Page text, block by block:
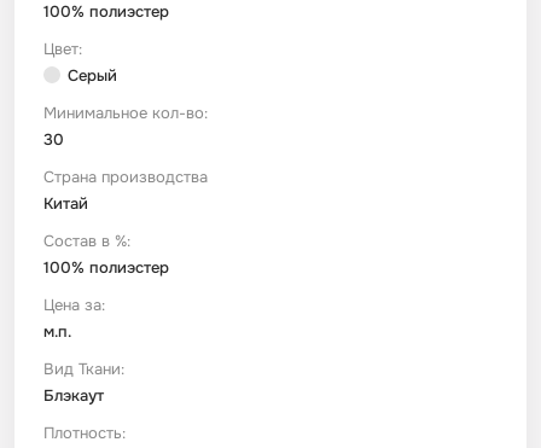
100% полиэстер
Цвет:
Серый
Минимальное кол-во:
30
Страна производства
Китай
Состав в %:
100% полиэстер
Цена за:
м.п.
Вид Ткани:
Блэкаут
Плотность:
Сетка
Ситец
Тюль
Фланель
Штапель
Космос
Техника / транспорт